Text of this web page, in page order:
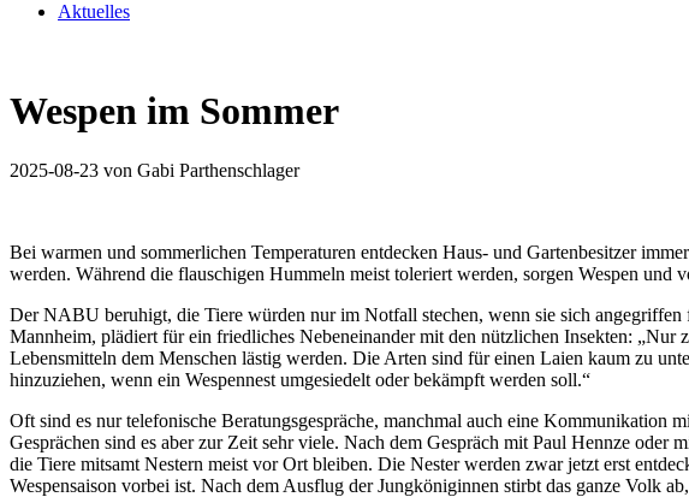
Aktuelles
Wespen im Sommer
2025-08-23 von Gabi Parthenschlager
Bei warmen und sommerlichen Temperaturen entdecken Haus- und Gartenbesitzer
werden. Während die flauschigen Hummeln meist toleriert werden, sorgen Wespen und
Der NABU beruhigt, die Tiere würden nur im Notfall stechen, wenn sie sich
Mannheim, plädiert für ein friedliches Nebeneinander mit den nützlichen Insekten:
Lebensmitteln dem Menschen lästig werden. Die Arten sind für einen Laien kaum zu
hinzuziehen, wenn ein Wespennest umgesiedelt oder bekämpft werden soll.“
Oft sind es nur telefonische Beratungsgespräche, manchmal auch eine Kommunikation
Gesprächen sind es aber zur Zeit sehr viele. Nach dem Gespräch mit Paul Hennze oder
die Tiere mitsamt Nestern meist vor Ort bleiben. Die Nester werden zwar jetzt erst
Wespensaison vorbei ist. Nach dem Ausflug der Jungköniginnen stirbt das ganze Volk